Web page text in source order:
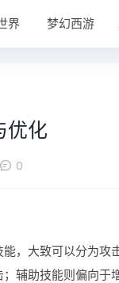
界 梦幻西游
优化
0
，大致可以分为
辅助技能则偏向